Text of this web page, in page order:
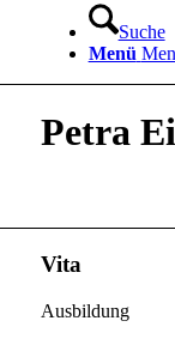
Suche
Menü
Petra
Vita
Ausbildung